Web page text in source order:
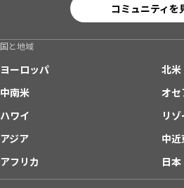
コミュニティを
国と地域
ヨーロッパ
北米
中南米
オセ
ハワイ
リ
アジア
中近
アフリカ
日本